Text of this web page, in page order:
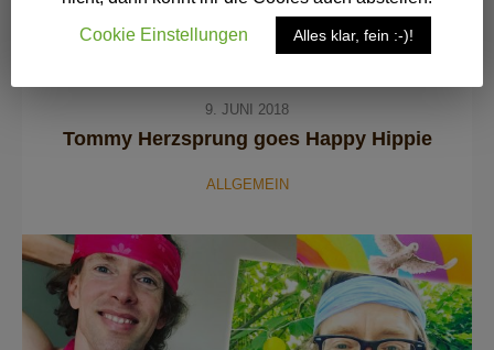
9. JUNI 2018
Tommy Herzsprung goes Happy Hippie
ALLGEMEIN
Cookie Einstellungen
Alles klar, fein :-)!